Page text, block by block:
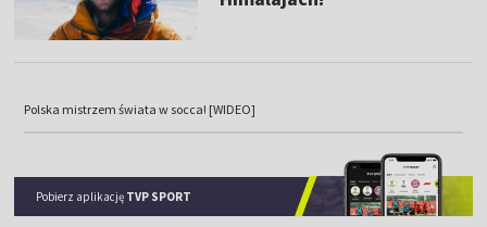
Polska mistrzem świata w socca! [WIDEO]
Pobierz aplikację TVP SPORT